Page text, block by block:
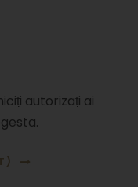
autorizaṭi ai